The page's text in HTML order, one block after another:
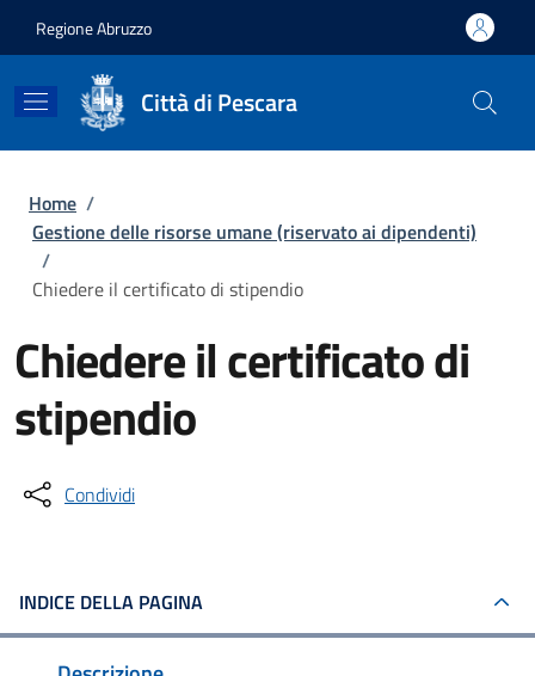
Regione Abruzzo
Città di Pescara
Briciole di pane
Home /
Gestione delle risorse umane (riservato ai dipendenti)
/
Chiedere il certificato di stipendio
Chiedere il certificato di
stipendio
Condividi
INDICE DELLA PAGINA